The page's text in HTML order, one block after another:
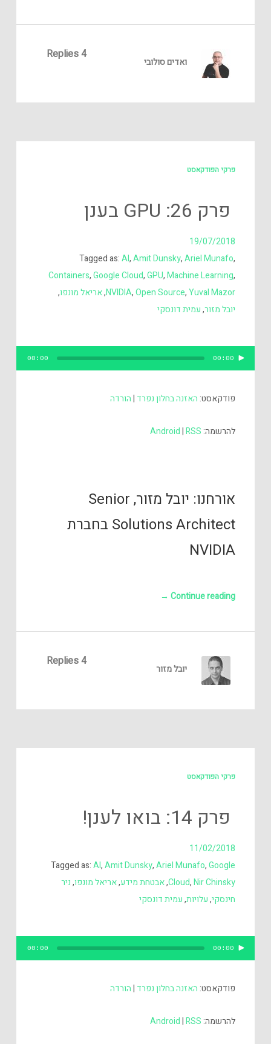
4 Replies
ואדים סולובי
פרקי הפודקאסט
פרק 26: GPU בענן
19/07/2018
Tagged as:AI,Amit Dunsky,Ariel Munafo,
Containers,Google Cloud,GPU,Machine Learning,
NVIDIA,Open Source,Yuval Mazor
,אריאל מונפו,
יובל מזור,עמית דונסקי
00:00
00:00
פודקאסט: האזנה בחלון נפרד |הורדה
להרשמה: Android|RSS
אורחנו: יובל מזור, Senior
Solutions Architect בחברת
NVIDIA
Continue reading
→
4 Replies
יובל מזור
פרקי הפודקאסט
פרק 14: בואו לענן!
11/02/2018
Tagged as:AI,Amit Dunsky,Ariel Munafo,Google
Cloud,Nir Chinsky
,אבטחת מידע,אריאל מונפו,ניר
חינסקי,עלויות,עמית דונסקי
00:00
00:00
פודקאסט: האזנה בחלון נפרד |הורדה
להרשמה: Android|RSS